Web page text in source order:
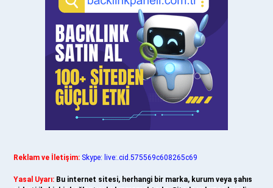
Reklam ve İletişim: Skype: live:.cid.575569c608265c69
Yasal Uyarı: Bu internet sitesi, herhangi bir marka, kurum veya şahıs